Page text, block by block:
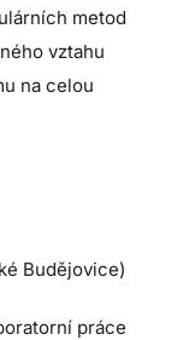
metod
vztahu
na celou
Budějovice)
práce